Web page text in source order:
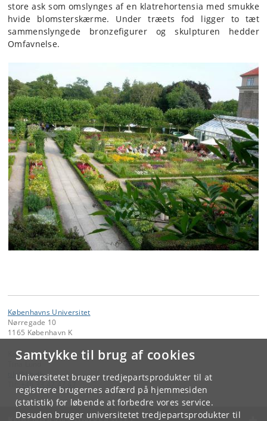
Samtykke til brug af cookies
Universitetet bruger tredjepartsprodukter til at
registrere brugernes adfærd på hjemmesiden
(statistik) for løbende at forbedre vores service.
Desuden bruger universitetet tredjepartsprodukter til
store ask som omslynges af en klatrehortensia med smukke
hvide blomsterskærme. Under træets fod ligger to tæt
sammenslyngede bronzefigurer og skulpturen hedder
Omfavnelse.
Københavns Universitet
Nørregade 10
1165 København K
Kontakt:
tilu @kb.dk